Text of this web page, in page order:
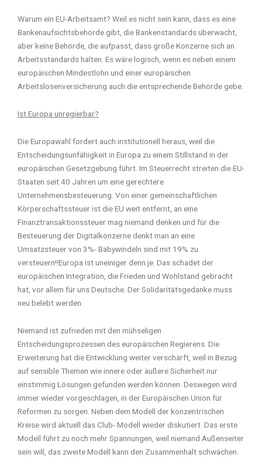
Warum ein EU-Arbeitsamt? Weil es nicht sein kann, dass es eine
Bankenaufsichtsbehörde gibt, die Bankenstandards überwacht,
aber keine Behörde, die aufpasst, dass große Konzerne sich an
Arbeitsstandards halten. Es wäre logisch, wenn es neben einem
europäischen Mindestlohn und einer europäischen
Arbeitslosenversicherung auch die entsprechende Behörde gebe.
Ist Europa unregierbar?
Die Europawahl fordert auch institutionell heraus, weil die
Entscheidungsunfähigkeit in Europa zu einem Stillstand in der
europäischen Gesetzgebung führt. Im Steuerrecht streiten die EU-
Staaten seit 40 Jahren um eine gerechtere
Unternehmensbesteuerung. Von einer gemeinschaftlichen
Körperschaftssteuer ist die EU weit entfernt, an eine
Finanztransaktionssteuer mag niemand denken und für die
Besteuerung der Digitalkonzerne denkt man an eine
Umsatzsteuer von 3%- Babywindeln sind mit 19% zu
versteuern!!Europa ist uneiniger denn je. Das schadet der
europäischen Integration, die Frieden und Wohlstand gebracht
hat, vor allem für uns Deutsche. Der Solidaritätsgedanke muss
neu belebt werden.
Niemand ist zufrieden mit den mühseligen
Entscheidungsprozessen des europäischen Regierens. Die
Erweiterung hat die Entwicklung weiter verschärft, weil in Bezug
auf sensible Themen wie innere oder äußere Sicherheit nur
einstimmig Lösungen gefunden werden können. Deswegen wird
immer wieder vorgeschlagen, in der Europäischen Union für
Reformen zu sorgen. Neben dem Modell der konzentrischen
Kreise wird aktuell das Club- Modell wieder diskutiert. Das erste
Modell führt zu noch mehr Spannungen, weil niemand Außenseiter
sein will, das zweite Modell kann den Zusammenhalt schwächen.